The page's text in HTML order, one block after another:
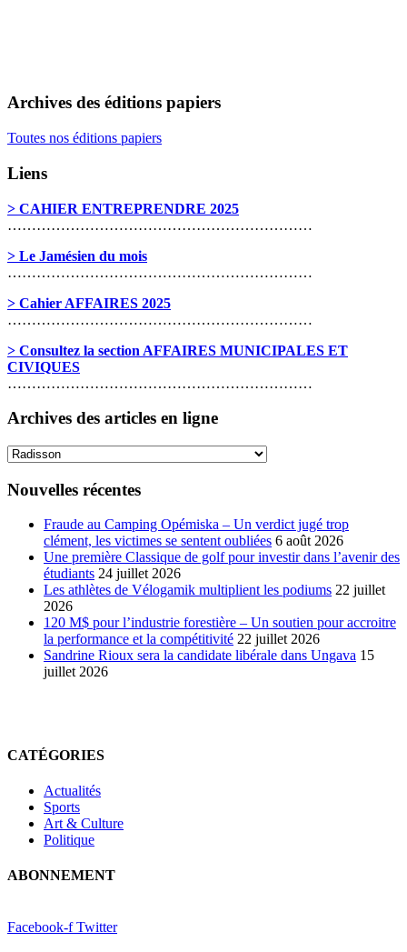
Archives des éditions papiers
Toutes nos éditions papiers
Liens
> CAHIER ENTREPRENDRE 2025
………………………………………………………
> Le Jamésien du mois
………………………………………………………
> Cahier AFFAIRES 2025
………………………………………………………
> Consultez la section AFFAIRES MUNICIPALES ET
CIVIQUES
………………………………………………………
Archives des articles en ligne
Archives
articles
Nouvelles récentes
Fraude au Camping Opémiska – Un verdict jugé trop
clément, les victimes se sentent oubliées 6 août 2026
Une première Classique de golf pour investir dans l’avenir des
étudiants 24 juillet 2026
Les athlètes de Vélogamik multiplient les podiums 22 juillet
2026
120 M$ pour l’industrie forestière – Un soutien pour accroitre
la performance et la compétitivité 22 juillet 2026
Sandrine Rioux sera la candidate libérale dans Ungava 15
juillet 2026
CATÉGORIES
Actualités
Sports
Art & Culture
Politique
ABONNEMENT
Facebook-f Twitter